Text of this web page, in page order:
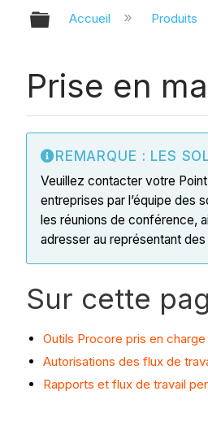
Développer/
Accueil Produits
Prise en
REMARQUE : LES
Veuillez contacter votre
entreprises par l’équipe des
les réunions de conférence,
adresser au représentant
Sur cette
Outils Procore pris en charge
Autorisations des flux de
Rapports et flux de travail